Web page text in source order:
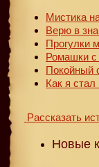
Мистика
Верю в
Прогулки
Ромашки
Покойный
Как я
Рассказать
Новые